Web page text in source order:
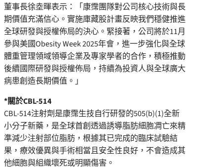
董事長徐坴暉表示：「康霈團隊對公司核心技術與長
期價值充滿信心。實施庫藏股計畫反映我們穩健推進
全球研發與授權佈局的決心。緊接著，公司將於11月
參與美國Obesity Week 2025年會，進一步強化與全球
體重管理領域領導企業及專家學者的合作，積極推動
後續國際研發與授權佈局，持續為投資人與全球廣大
病患創造長期價值。」
*關於CBL-514
CBL-514注射劑是康霈生技自行研發的505(b)(1)全新
小分子新藥，是全球首創透過誘導脂肪細胞凋亡來精
準減少注射部位脂肪，根據其已完成的臨床試驗結
果，療效優異與手術相當且安全性良好，不會造成其
他細胞與組織壞死或明顯傷害。